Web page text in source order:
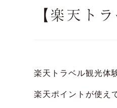
【楽天ト
楽天トラベル観光体
楽天ポイントが使え